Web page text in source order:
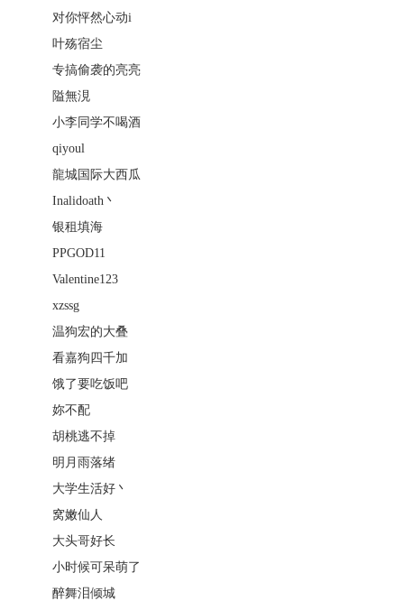
对你怦然心动i
叶殇宿尘
专搞偷袭的亮亮
隘無涀
小李同学不喝酒
qiyoul
龍城国际大西瓜
Inalidoath丶
银租填海
PPGOD11
Valentine123
xzssg
温狗宏的大叠
看嘉狗四千加
饿了要吃饭吧
妳不配
胡桃逃不掉
明月雨落绪
大学生活好丶
窝嫩仙人
大头哥好长
小时候可呆萌了
醉舞泪倾城